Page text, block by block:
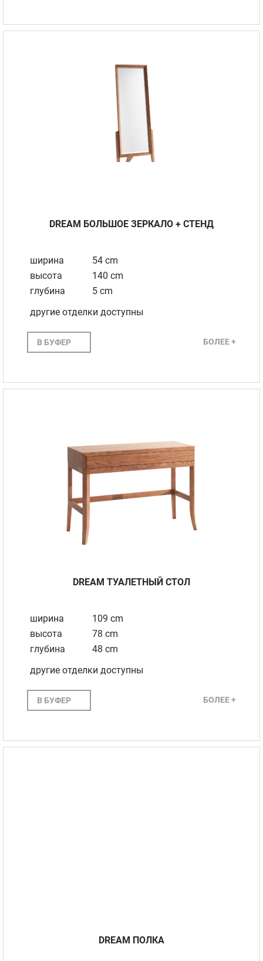
DREAM БОЛЬШОЕ ЗЕРКАЛО + CТЕНД
ширина
54 cm
высота
140 cm
глубина
5 cm
другие отделки доступны
В БУФЕР БОЛЕЕ +
DREAM ТУАЛЕТНЫЙ СТОЛ
ширина
109 cm
высота
78 cm
глубина
48 cm
другие отделки доступны
В БУФЕР БОЛЕЕ +
DREAM ПОЛКА